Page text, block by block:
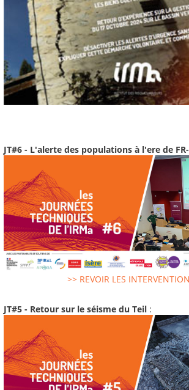
JT#6 - L'alerte des populations à l'ere de FR-
>> REVOIR LES
JT#5 - Retour sur le séisme du Teil :